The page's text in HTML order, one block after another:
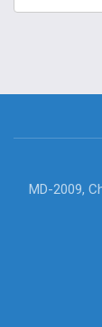
MD-2009,